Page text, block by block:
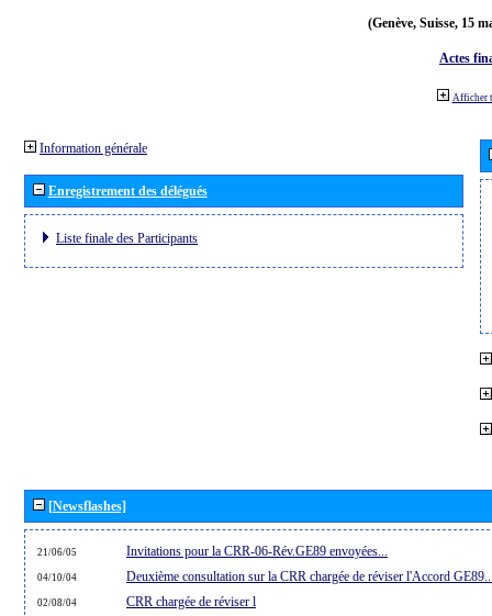
(Genève, Suisse, 15
Actes
Afficher
Information générale
Enregistrement des délégués
Liste finale des Participants
[Newsflashes]
21/06/05 Invitations pour la CRR-06-Rév.GE89 envoyées...
04/10/04 Deuxième consultation sur la CRR chargée de réviser l'Accord
02/08/04 CRR chargée de réviser l